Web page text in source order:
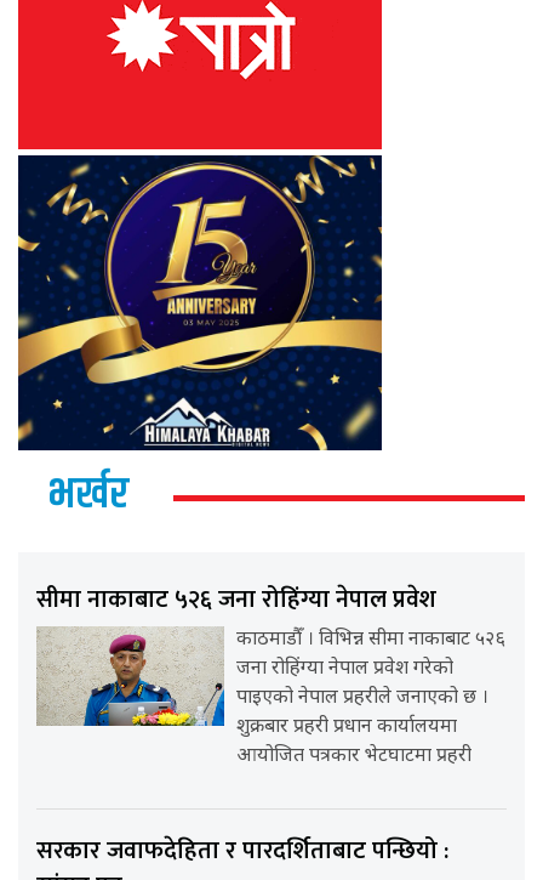
भर्खर
सीमा नाकाबाट ५२६ जना रोहिंग्या नेपाल प्रवेश
काठमाडौँ । विभिन्न सीमा नाकाबाट ५२६
जना रोहिंग्या नेपाल प्रवेश गरेको
पाइएको नेपाल प्रहरीले जनाएको छ ।
शुक्रबार प्रहरी प्रधान कार्यालयमा
आयोजित पत्रकार भेटघाटमा प्रहरी
सरकार जवाफदेहिता र पारदर्शिताबाट पन्छियो :